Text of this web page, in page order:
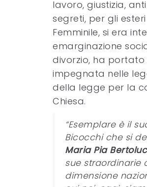
lavoro, giustizia,
segreti, per gli
Femminile, si era
emarginazione
divorzio, ha portato
impegnata nelle
della legge per la
Chiesa.
“Esemplare è il
Bicocchi che si
Maria Pia
sue straordinarie
dimensione